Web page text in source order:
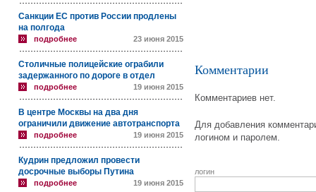
Санкции ЕС против России продлены
на полгода
подробнее 23 июня 2015
Столичные полицейские ограбили
задержанного по дороге в отдел
подробнее 19 июня 2015
В центре Москвы на два дня
ограничили движение автотранспорта
подробнее 19 июня 2015
Кудрин предложил провести
досрочные выборы Путина
подробнее 19 июня 2015
Комментарии
Комментариев нет.
Для добавления
логином и паролем.
логин